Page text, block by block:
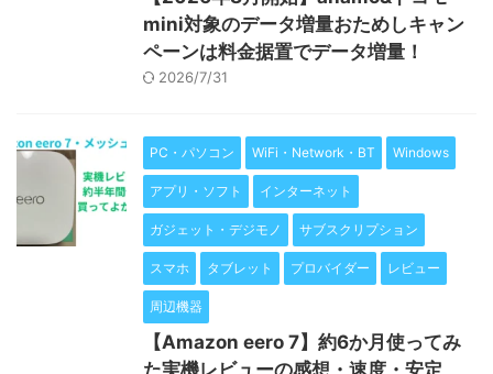
mini対象のデータ増量おためしキャン
ペーンは料金据置でデータ増量！
2026/7/31
PC・パソコン WiFi・Network・BT Windows
アプリ・ソフト インターネット
ガジェット・デジモノ サブスクリプション
スマホ タブレット プロバイダー レビュー
周辺機器
【Amazon eero 7】約6か月使ってみ
た実機レビューの感想・速度・安定